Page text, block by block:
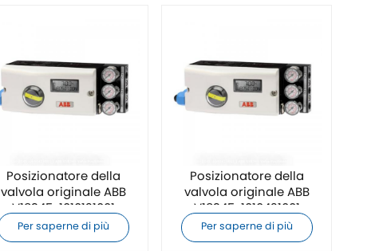
Posizionatore della
valvola originale ABB
V18345-1010121001
Per saperne di più
Posizionatore della
valvola originale ABB
V18345-1010421001
Per saperne di più